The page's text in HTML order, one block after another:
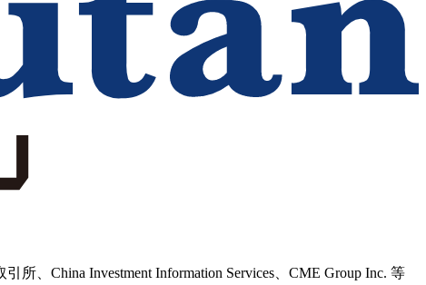
、China Investment Information Services、CME Group Inc. 等